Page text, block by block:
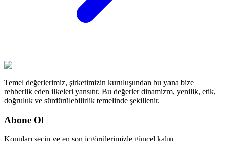
Temel değerlerimiz, şirketimizin kuruluşundan bu yana bize
rehberlik eden ilkeleri yansıtır. Bu değerler dinamizm, yenilik, etik,
doğruluk ve sürdürülebilirlik temelinde şekillenir.
Abone Ol